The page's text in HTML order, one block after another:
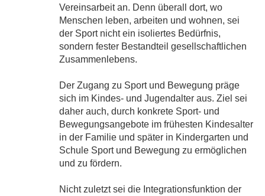
Vereinsarbeit an. Denn überall dort, wo
Menschen leben, arbeiten und wohnen, sei
der Sport nicht ein isoliertes Bedürfnis,
sondern fester Bestandteil gesellschaftlichen
Zusammenlebens.
Der Zugang zu Sport und Bewegung präge
sich im Kindes- und Jugendalter aus. Ziel sei
daher auch, durch konkrete Sport- und
Bewegungsangebote im frühesten Kindesalter
in der Familie und später in Kindergarten und
Schule Sport und Bewegung zu ermöglichen
und zu fördern.
Nicht zuletzt sei die Integrationsfunktion der